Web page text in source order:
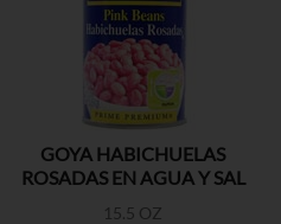
GOYA HABICHUELAS
ROSADAS EN AGUA Y SAL
15.5 OZ